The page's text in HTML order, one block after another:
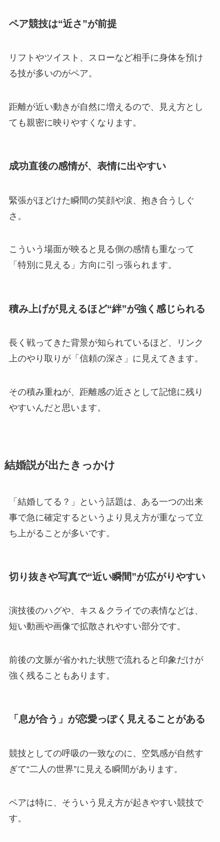
ペア競技は“近さ”が前提
リフトやツイスト、スローなど相手に身体を預け
る技が多いのがペア。
距離が近い動きが自然に増えるので、見え方とし
ても親密に映りやすくなります。
成功直後の感情が、表情に出やすい
緊張がほどけた瞬間の笑顔や涙、抱き合うしぐ
さ。
こういう場面が映ると見る側の感情も重なって
「特別に見える」方向に引っ張られます。
積み上げが見えるほど“絆”が強く感じられる
長く戦ってきた背景が知られているほど、リンク
上のやり取りが「信頼の深さ」に見えてきます。
その積み重ねが、距離感の近さとして記憶に残り
やすいんだと思います。
結婚説が出たきっかけ
「結婚してる？」という話題は、ある一つの出来
事で急に確定するというより見え方が重なって立
ち上がることが多いです。
切り抜きや写真で“近い瞬間”が広がりやすい
演技後のハグや、キス＆クライでの表情などは、
短い動画や画像で拡散されやすい部分です。
前後の文脈が省かれた状態で流れると印象だけが
強く残ることもあります。
「息が合う」が恋愛っぽく見えることがある
競技としての呼吸の一致なのに、空気感が自然す
ぎて“二人の世界”に見える瞬間があります。
ペアは特に、そういう見え方が起きやすい競技で
す。